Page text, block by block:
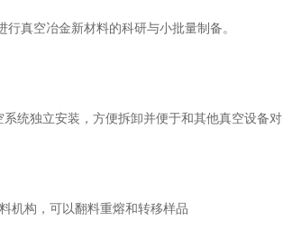
真空冶金新材料的科研与小批量制备。
统独立安装，方便拆卸并便于和其他真空设备对
机构，可以翻料重熔和转移样品